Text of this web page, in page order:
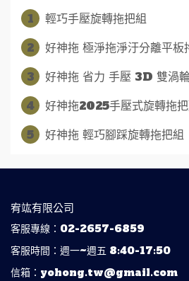
1
輕巧手壓旋轉拖把組
2
好神拖 極淨拖淨汙分離平
3
好神拖 省力 手壓 3D 雙渦
4
好神拖2025手壓式旋轉拖
5
好神拖 輕巧腳踩旋轉拖把
宥竑有限公司
客服專線：02-2657-6859
客服時間：週一~週五 8:40-17:50
信箱：yohong.tw@gmail.com